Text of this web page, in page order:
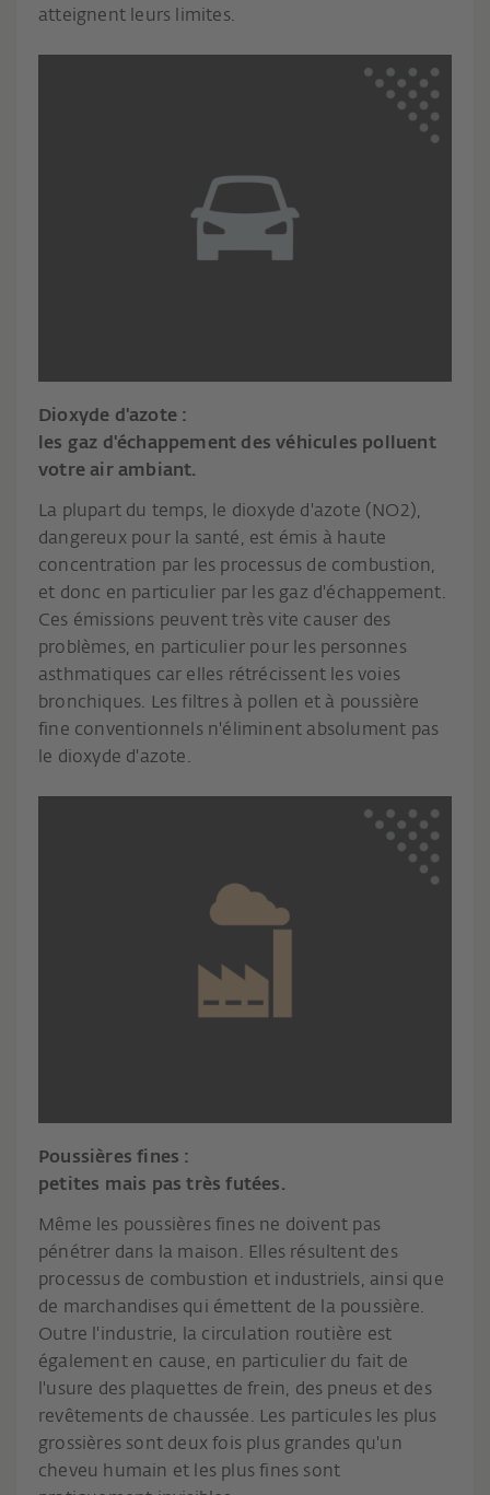
atteignent leurs limites.
Dioxyde d'azote :
les gaz d'échappement des véhicules polluent
votre air ambiant.
La plupart du temps, le dioxyde d'azote (NO2),
dangereux pour la santé, est émis à haute
concentration par les processus de combustion,
et donc en particulier par les gaz d'échappement.
Ces émissions peuvent très vite causer des
problèmes, en particulier pour les personnes
asthmatiques car elles rétrécissent les voies
bronchiques. Les filtres à pollen et à poussière
fine conventionnels n'éliminent absolument pas
le dioxyde d'azote.
Poussières fines :
petites mais pas très futées.
Même les poussières fines ne doivent pas
pénétrer dans la maison. Elles résultent des
processus de combustion et industriels, ainsi que
de marchandises qui émettent de la poussière.
Outre l'industrie, la circulation routière est
également en cause, en particulier du fait de
l'usure des plaquettes de frein, des pneus et des
revêtements de chaussée. Les particules les plus
grossières sont deux fois plus grandes qu'un
cheveu humain et les plus fines sont